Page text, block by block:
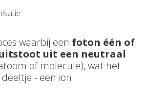
waarbij een foton één of
uit een neutraal
of molecule), wat het
- een ion.